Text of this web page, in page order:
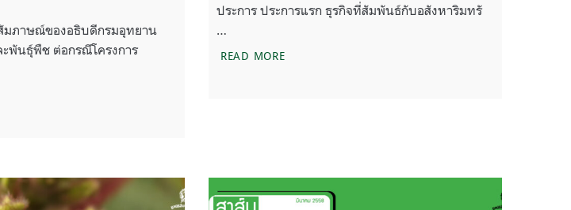
มภาษณ์ของอธิบดีกรมอุทยาน
พันธุ์พืช ต่อกรณีโครงการ
รณ์คัดค้านโครงการก่อสร้างกระเช้าไฟฟ้าขึ้นภูกระดึง อุทยานแห่งชาติภูกระดึง จังหวัดเลย
ประการ ประการแรก ธุรกิจที่สัมพันธ์กับอสังหาริมทรั
…
READ MOREเรื่องที่ต้องคุยถ้าทำกระเช้าขึ้นภูกระดึง